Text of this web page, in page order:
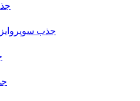
جذب